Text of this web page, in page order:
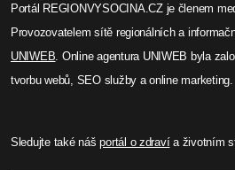
Portál REGIONVYSOCINA.CZ je členem
Provozovatelem sítě regionálních a
UNIWEB . Online agentura UNIWEB byla
tvorbu webů, SEO služby a online marketing.
Sledujte také nášportál o zdravía životním